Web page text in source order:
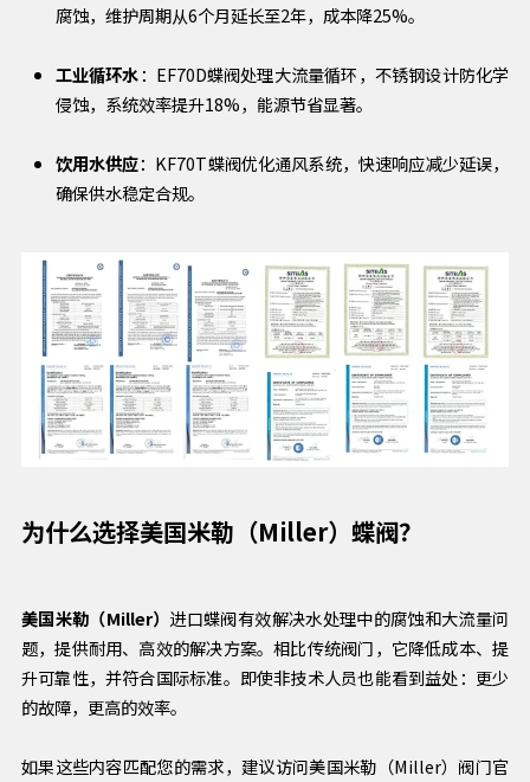
腐蚀，维护周期从6个月延长至2年，成本降25%。
工业循环水：EF70D蝶阀处理大流量循环，不锈钢设计防化学
侵蚀，系统效率提升18%，能源节省显著。
饮用水供应：KF70T蝶阀优化通风系统，快速响应减少延误，
确保供水稳定合规。
为什么选择美国米勒（Miller）蝶阀？
美国米勒（Miller） 进口蝶阀有效解决水处理中的腐蚀和大流量问
题，提供耐用、高效的解决方案。相比传统阀门，它降低成本、提
升可靠性，并符合国际标准。即使非技术人员也能看到益处：更少
的故障，更高的效率。
如果这些内容匹配您的需求，建议访问美国米勒（Miller）阀门官